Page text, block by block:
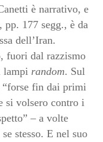
è narrativo, e
177 segg., è da
dell’Iran.
fuori dal razzismo
lampi random. Sul
“forse fin dai primi
si volsero contro i
– a volte
stesso. E nel suo